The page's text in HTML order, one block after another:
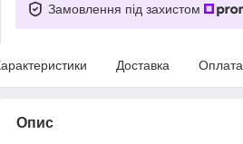
Замовлення під захистом
Доставка Оплата
Опис